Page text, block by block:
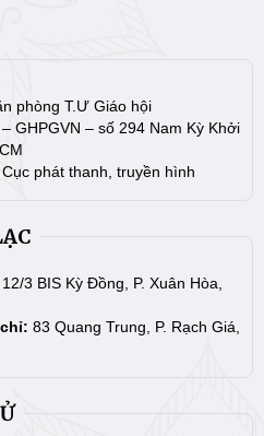
phòng T.Ư Giáo hội
GHPGVN – số 294 Nam Kỳ Khởi
phát thanh, truyền hình
12/3 BIS Kỳ Đồng, P. Xuân Hòa,
83 Quang Trung, P. Rạch Giá,